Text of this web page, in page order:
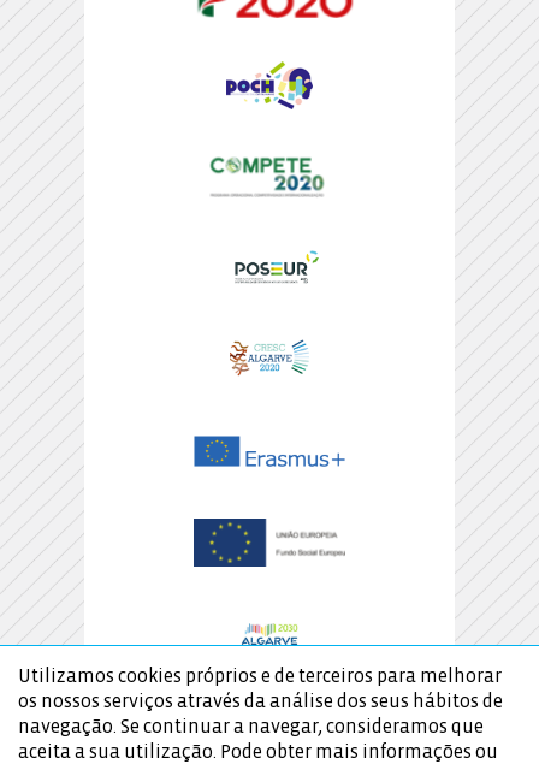
Utilizamos cookies próprios e de terceiros para melhorar
os nossos serviços através da análise dos seus hábitos de
navegação. Se continuar a navegar, consideramos que
aceita a sua utilização. Pode obter mais informações ou